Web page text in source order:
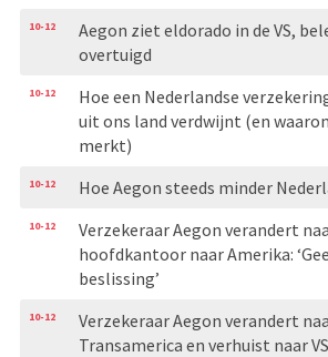
10-12
Aegon ziet eldorado in de VS,
overtuigd
10-12
Hoe een Nederlandse
uit ons land verdwijnt (en
merkt)
10-12 Hoe Aegon steeds minder
10-12
Verzekeraar Aegon verandert
hoofdkan­toor naar Amerika:
beslissing’
10-12
Verzekeraar Aegon verandert
Transamerica en verhuist naar VS